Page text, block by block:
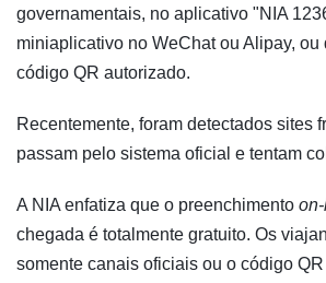
governamentais, no aplicativo "NIA
miniaplicativo no WeChat ou Alipay,
código QR autorizado.
Recentemente, foram detectados sites
passam pelo sistema oficial e tentam
A NIA enfatiza que o preenchimento
chegada é totalmente gratuito. Os
somente canais oficiais ou o código